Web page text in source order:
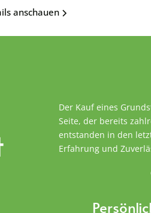
anschauen
Der Kauf eines
Seite, der bereits
entstanden in den
Erfahrung und